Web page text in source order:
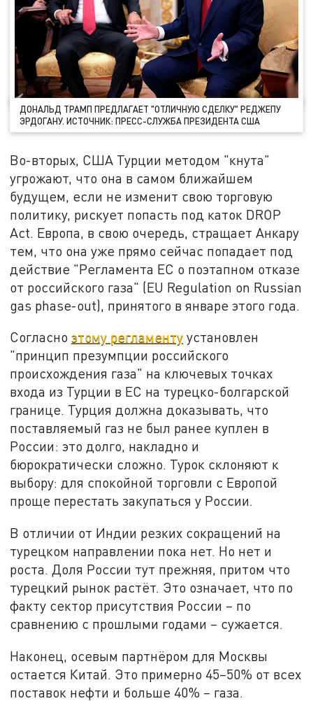
ДОНАЛЬД ТРАМП ПРЕДЛАГАЕТ "ОТЛИЧНУЮ СДЕЛКУ" РЕДЖЕПУ
ЭРДОГАНУ. ИСТОЧНИК: ПРЕСС-СЛУЖБА ПРЕЗИДЕНТА США
Во-вторых, США Турции методом "кнута"
угрожают, что она в самом ближайшем
будущем, если не изменит свою торговую
политику, рискует попасть под каток DROP
Act. Европа, в свою очередь, стращает Анкару
тем, что она уже прямо сейчас попадает под
действие "Регламента ЕС о поэтапном отказе
от российского газа" (EU Regulation on Russian
gas phase-out), принятого в январе этого года.
Согласноэтому регламенту установлен
"принцип презумпции российского
происхождения газа" на ключевых точках
входа из Турции в ЕС на турецко-болгарской
границе. Турция должна доказывать, что
поставляемый газ не был ранее куплен в
России: это долго, накладно и
бюрократически сложно. Турок склоняют к
выбору: для спокойной торговли с Европой
проще перестать закупаться у России.
В отличии от Индии резких сокращений на
турецком направлении пока нет. Но нет и
роста. Доля России тут прежняя, притом что
турецкий рынок растёт. Это означает, что по
факту сектор присутствия России – по
сравнению с прошлыми годами – сужается.
Наконец, осевым партнёром для Москвы
остается Китай. Это примерно 45–50% от всех
поставок нефти и больше 40% – газа.